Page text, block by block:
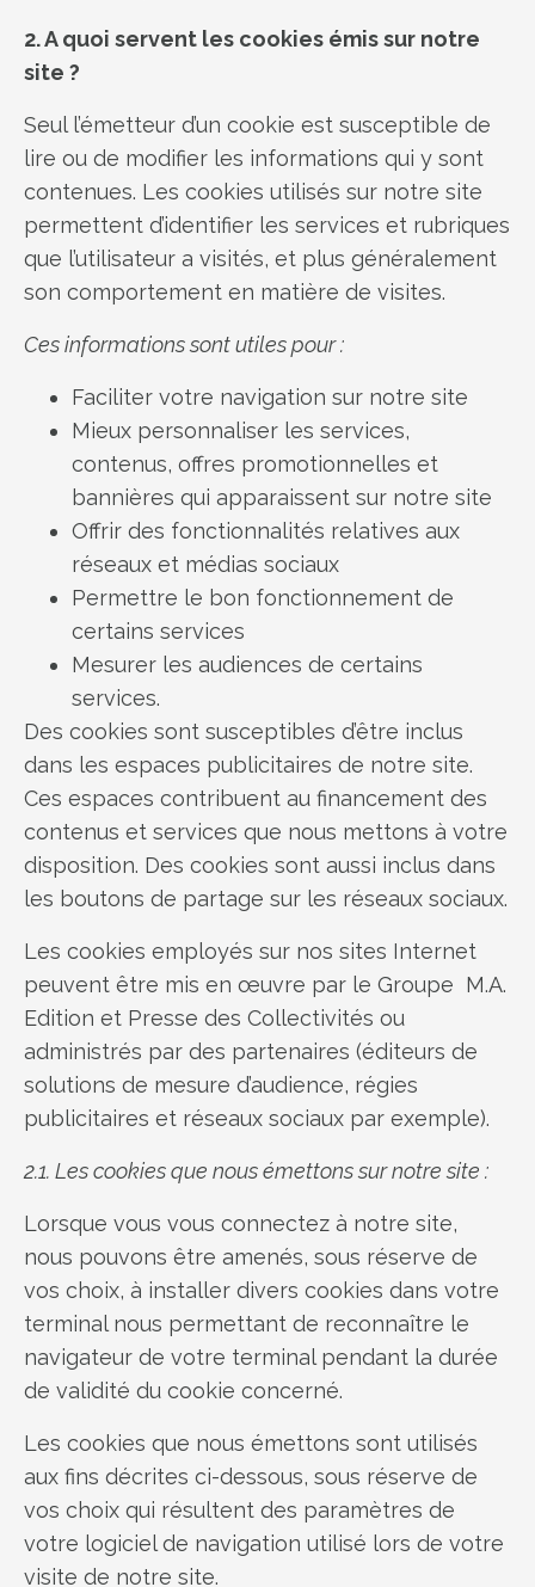
2. A quoi servent les cookies émis sur notre
site ?
Seul l’émetteur d’un cookie est susceptible de
lire ou de modifier les informations qui y sont
contenues. Les cookies utilisés sur notre site
permettent d’identifier les services et rubriques
que l’utilisateur a visités, et plus généralement
son comportement en matière de visites.
Ces informations sont utiles pour :
Faciliter votre navigation sur notre site
Mieux personnaliser les services,
contenus, offres promotionnelles et
bannières qui apparaissent sur notre site
Offrir des fonctionnalités relatives aux
réseaux et médias sociaux
Permettre le bon fonctionnement de
certains services
Mesurer les audiences de certains
services.
Des cookies sont susceptibles d’être inclus
dans les espaces publicitaires de notre site.
Ces espaces contribuent au financement des
contenus et services que nous mettons à votre
disposition. Des cookies sont aussi inclus dans
les boutons de partage sur les réseaux sociaux.
Les cookies employés sur nos sites Internet
peuvent être mis en œuvre par le Groupe M.A.
Edition et Presse des Collectivités ou
administrés par des partenaires (éditeurs de
solutions de mesure d’audience, régies
publicitaires et réseaux sociaux par exemple).
2.1. Les cookies que nous émettons sur notre site :
Lorsque vous vous connectez à notre site,
nous pouvons être amenés, sous réserve de
vos choix, à installer divers cookies dans votre
terminal nous permettant de reconnaître le
navigateur de votre terminal pendant la durée
de validité du cookie concerné.
Les cookies que nous émettons sont utilisés
aux fins décrites ci-dessous, sous réserve de
vos choix qui résultent des paramètres de
votre logiciel de navigation utilisé lors de votre
visite de notre site.